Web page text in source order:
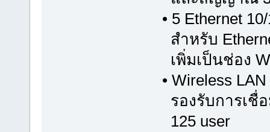
• 5 Ethernet
สำหรับ
เพิ่มเป็นช่อง
• Wireless
รองรับการเ
125 user